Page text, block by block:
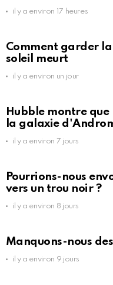
il y a environ 17 heures
Comment garder
soleil meurt
il y a environ un jour
Hubble montre
la galaxie
il y a environ 7 jours
Pourrions-nous
vers un trou noir ?
il y a environ 8 jours
Manquons-nous
il y a environ 9 jours